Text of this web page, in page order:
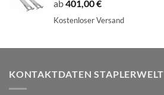
ab401,00€
Kostenloser Versand
KONTAKTDATEN STAPLERWELT